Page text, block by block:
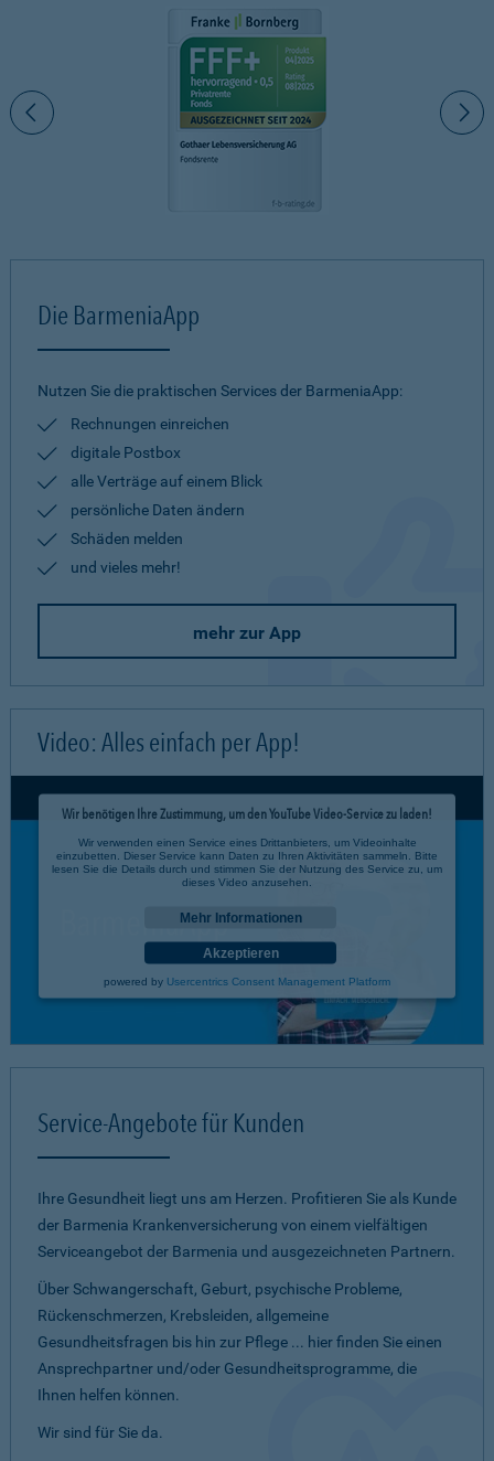
Die BarmeniaApp
Nutzen Sie die praktischen Services der BarmeniaApp:
Rechnungen einreichen
digitale Postbox
alle Verträge auf einem Blick
persönliche Daten ändern
Schäden melden
und vieles mehr!
mehr zur App
Video: Alles einfach per App!
Wir benötigen Ihre Zustimmung, um den YouTube Video-Service zu laden!
Wir verwenden einen Service eines Drittanbieters, um Videoinhalte
einzubetten. Dieser Service kann Daten zu Ihren Aktivitäten sammeln. Bitte
lesen Sie die Details durch und stimmen Sie der Nutzung des Service zu, um
dieses Video anzusehen.
Mehr Informationen
Akzeptieren
powered by Usercentrics Consent Management Platform
Service-Angebote für Kunden
Ihre Gesundheit liegt uns am Herzen. Profitieren Sie als Kunde
der Barmenia Krankenversicherung von einem vielfältigen
Serviceangebot der Barmenia und ausgezeichneten Partnern.
Über Schwangerschaft, Geburt, psychische Probleme,
Rückenschmerzen, Krebsleiden, allgemeine
Gesundheitsfragen bis hin zur Pflege ... hier finden Sie einen
Ansprechpartner und/oder Gesundheitsprogramme, die
Ihnen helfen können.
Wir sind für Sie da.